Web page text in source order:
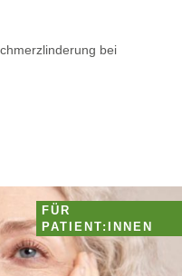
bei
FÜR
PATIENT:INNEN